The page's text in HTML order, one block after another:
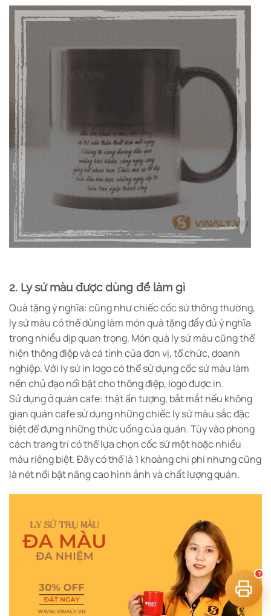
2. Ly sứ màu được dùng để làm gì
Quà tặng ý nghĩa: cũng như chiếc cốc sứ thông thường,
ly sứ màu có thể dùng làm món quà tặng đầy đủ ý nghĩa
trong nhiều dịp quan trọng. Món quà ly sứ màu cũng thể
hiện thông điệp và cá tính của đơn vị, tổ chức, doanh
nghiệp. Với ly sứ in logo có thể sử dụng cốc sứ màu làm
nền chủ đạo nổi bật cho thông điệp, logo được in.
Sử dụng ở quán cafe: thật ấn tượng, bắt mắt nếu không
gian quán cafe sử dụng những chiếc ly sứ màu sắc đặc
biệt để đựng những thức uống của quán. Tùy vào phong
cách trang trí có thể lựa chọn cốc sứ một hoặc nhiều
màu riêng biệt. Đây có thể là 1 khoảng chi phí nhưng cũng
là nét nổi bật nâng cao hình ảnh và chất lượng quán.
tư vấn công nghệ in
?